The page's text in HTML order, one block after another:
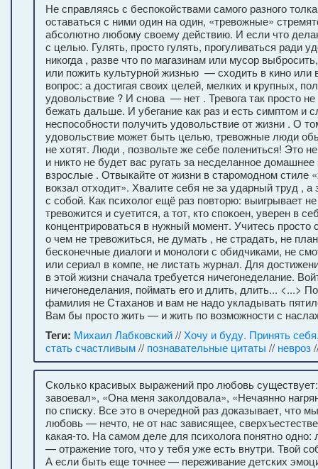
Не справляясь с беспокойствами самого разного
оставаться с ними один на один, «тревожные»
абсолютно любому своему действию. И если что
с целью. Гулять, просто гулять, прогуливаться ради
никогда , разве что по магазинам или мусор
или пожить культурной жизнью — сходить в кино или
вопрос: а достигая своих целей, мелких и крупных,
удовольствие ? И снова — нет . Тревога так просто
бежать дальше. И убегание как раз и есть симптом и
неспособности получить удовольствие от жизни . О
удовольствие может быть целью, тревожные люди
не хотят. Люди , позвольте же себе полениться! Это
и никто не будет вас ругать за несделанное
взрослые . Отвыкайте от жизни в старомодном стиле
вокзал отходит». Хвалите себя не за ударный труд , а
с собой. Как психолог ещё раз повторю: выигрывает
тревожится и суетится, а тот, кто спокоен, уверен в
концентрироваться в нужный момент. Учитесь просто
о чем не тревожиться, не думать , не страдать, не
бесконечные диалоги и монологи с обидчиками, не
или сериал в компе, не листать журнал. Для
в этой жизни сначала требуется ничегонеделание.
ничегонеделания, поймать его и длить, длить... <...>
фамилия не Стаханов и вам не надо укладывать
Вам бы просто жить — и жить по возможности с
Теги: Михаил Лабковский// Хочу и буду. Принять
стать счастливым// познавательные цитаты // невроз
Сколько красивых выражений про любовь
завоевал», «Она меня заколдовала», «Нечаянно
по списку. Все это в очередной раз доказывает, что
любовь — нечто, не от нас зависящее,
какая-то. На самом деле для психолога понятно
— отражение того, что у тебя уже есть внутри. Твой
А если быть еще точнее — переживание детских